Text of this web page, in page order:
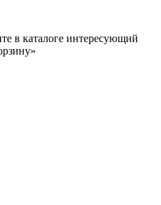
в каталоге интересующий